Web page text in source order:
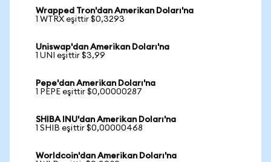
Wrapped Tron'dan Amerikan Doları'na
1 WTRX eşittir $0,3293
Uniswap'dan Amerikan Doları'na
1 UNI eşittir $3,99
Pepe'dan Amerikan Doları'na
1 PEPE eşittir $0,00000287
SHIBA INU'dan Amerikan Doları'na
1 SHIB eşittir $0,00000468
Worldcoin'dan Amerikan Doları'na